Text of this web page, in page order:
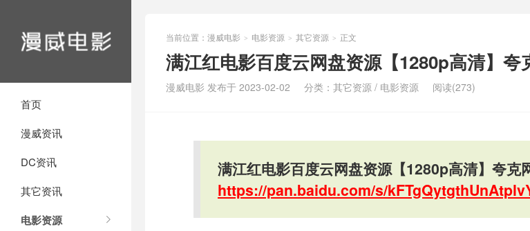
首页
漫威资讯
DC资讯
其它资讯
电影资源
当前位置： 漫威电影 > 电影资源 > 其它资源 > 正文
满江红电影百度云网盘资源【1280p高清】夸
漫威电影 发布于 2023-02-02 分类： 其它资源 / 电影资源 阅读(273)
满江红电影百度云网盘资源【1280p高清】夸克
https://pan.baidu.com/s/